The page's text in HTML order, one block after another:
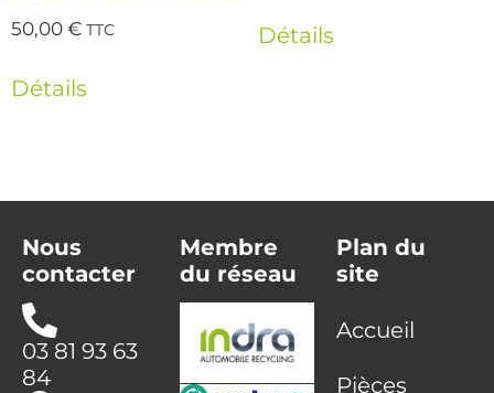
50,00€ TTC
Détails
Détails
Nous
contacter
03 81 93 63
84
Membre
du réseau
Plan du
site
Accueil
Pièces